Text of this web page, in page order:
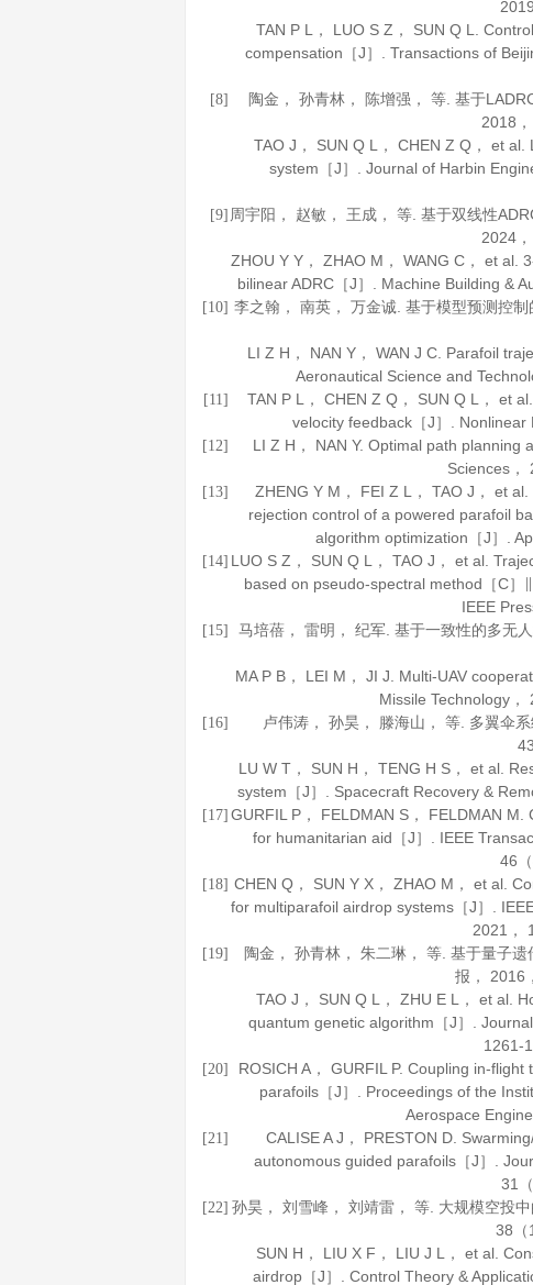
2019
TAN P L， LUO S Z， SUN Q L.
compensation［J］. Transactions of
[8] 陶金， 孙青林， 陈增强， 等. 基于
2018 ，
TAO J， SUN Q L， CHEN Z Q， et
system［J］. Journal of Harbin
[9] 周宇阳， 赵敏， 王成， 等. 基于双线性
2024，
ZHOU Y Y， ZHAO M， WANG C， et al.
bilinear ADRC［J］. Machine Building &
[10] 李之翰， 南英， 万金诚. 基于模型预测控制
LI Z H， NAN Y， WAN J C. Parafoil
Aeronautical Science and
[11]
TAN P L， CHEN Z Q， SUN Q L， et
velocity feedback［J］. Nonlinear
[12] LI Z H， NAN Y. Optimal path planning
Sciences ，
[13]
ZHENG Y M， FEI Z L， TAO J， et
rejection control of a powered parafoil
algorithm optimization［J］.
[14] LUO S Z， SUN Q L， TAO J， et al.
based on pseudo-spectral method［C］
IEEE
[15] 马培蓓， 雷明， 纪军. 基于一致性的多无
MA P B， LEI M， JI J. Multi-UAV
Missile Technology，
[16] 卢伟涛， 孙昊， 滕海山， 等. 多翼伞
43
LU W T， SUN H， TENG H S， et al.
system［J］. Spacecraft Recovery &
[17] GURFIL P， FELDMAN S， FELDMAN
for humanitarian aid［J］. IEEE
46
[18] CHEN Q， SUN Y X， ZHAO M， et al.
for multiparafoil airdrop systems［J］.
2021 ，
[19] 陶金， 孙青林， 朱二琳， 等. 基于量子
报 ， 2016
TAO J， SUN Q L， ZHU E L， et al.
quantum genetic algorithm［J］.
1261-
[20]
ROSICH A， GURFIL P. Coupling in-
parafoils［J］. Proceedings of the
Aerospace
[21]
CALISE A J， PRESTON D.
autonomous guided parafoils［J］.
31
[22] 孙昊， 刘雪峰， 刘靖雷， 等. 大规模空投
38
SUN H， LIU X F， LIU J L， et al.
airdrop［J］. Control Theory &